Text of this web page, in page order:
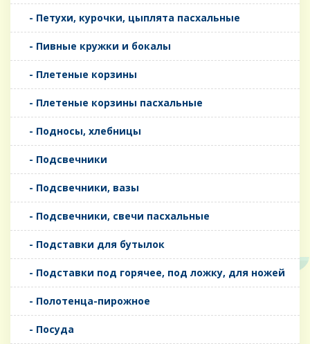
- Петухи, курочки, цыплята пасхальные
- Пивные кружки и бокалы
- Плетеные корзины
- Плетеные корзины пасхальные
- Подносы, хлебницы
- Подсвечники
- Подсвечники, вазы
- Подсвечники, свечи пасхальные
- Подставки для бутылок
- Подставки под горячее, под ложку, для ножей
- Полотенца-пирожное
- Посуда